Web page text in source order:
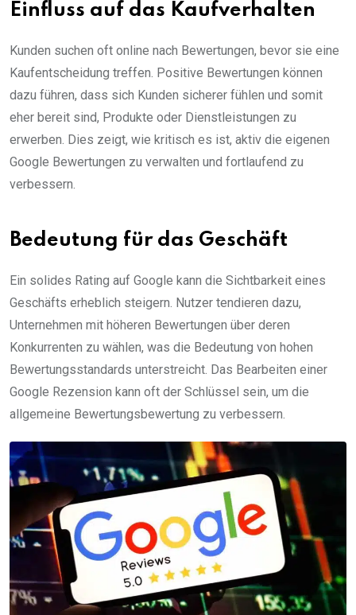
Einfluss auf das Kaufverhalten
Kunden suchen oft online nach Bewertungen, bevor sie eine
Kaufentscheidung treffen. Positive Bewertungen können
dazu führen, dass sich Kunden sicherer fühlen und somit
eher bereit sind, Produkte oder Dienstleistungen zu
erwerben. Dies zeigt, wie kritisch es ist, aktiv die eigenen
Google Bewertungen zu verwalten und fortlaufend zu
verbessern.
Bedeutung für das Geschäft
Ein solides Rating auf Google kann die Sichtbarkeit eines
Geschäfts erheblich steigern. Nutzer tendieren dazu,
Unternehmen mit höheren Bewertungen über deren
Konkurrenten zu wählen, was die Bedeutung von hohen
Bewertungsstandards unterstreicht. Das Bearbeiten einer
Google Rezension kann oft der Schlüssel sein, um die
allgemeine Bewertungsbewertung zu verbessern.